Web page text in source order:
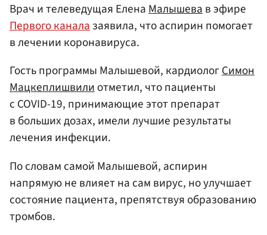
Врач и телеведущая ЕленаМалышевав эфире
Первого каналазаявила, что аспирин помогает
в лечении коронавируса.
Гость программы Малышевой, кардиологСимон
Мацкеплишвилиотметил, что пациенты
с COVID-19, принимающие этот препарат
в больших дозах, имели лучшие результаты
лечения инфекции.
По словам самой Малышевой, аспирин
напрямую не влияет на сам вирус, но улучшает
состояние пациента, препятствуя образованию
тромбов.